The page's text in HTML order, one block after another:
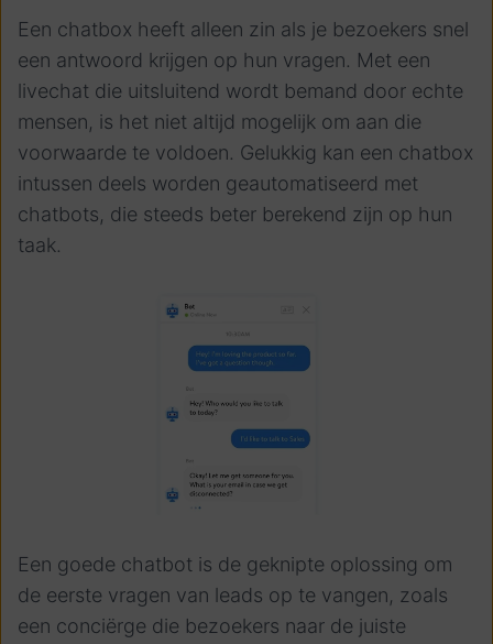
Een chatbox heeft alleen zin als je bezoekers snel
een antwoord krijgen op hun vragen. Met een
livechat die uitsluitend wordt bemand door echte
mensen, is het niet altijd mogelijk om aan die
voorwaarde te voldoen. Gelukkig kan een chatbox
intussen deels worden geautomatiseerd met
chatbots, die steeds beter berekend zijn op hun
taak.
Een goede chatbot is de geknipte oplossing om
de eerste vragen van leads op te vangen, zoals
een conciërge die bezoekers naar de juiste